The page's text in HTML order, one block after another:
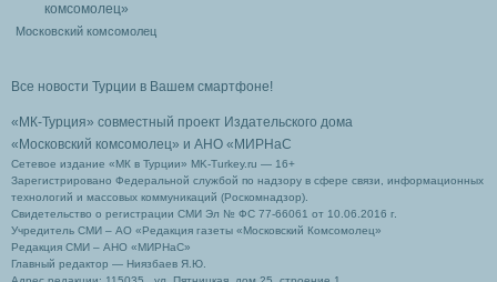
Московский комсомолец
Все новости Турции в Вашем смартфоне!
«МК-Турция» совместный проект Издательского дома
«Московский комсомолец» и АНО «МИРНаС
Сетевое издание «МК в Турции» MK-Turkey.ru — 16+
Зарегистрировано Федеральной службой по надзору в сфере связи, информационных
технологий и массовых коммуникаций (Роскомнадзор).
Свидетельство о регистрации СМИ Эл № ФС 77-66061 от 10.06.2016 г.
Учредитель СМИ – АО «Редакция газеты «Московский Комсомолец»
Редакция СМИ – АНО «МИРНаС»
Главный редактор — Ниязбаев Я.Ю.